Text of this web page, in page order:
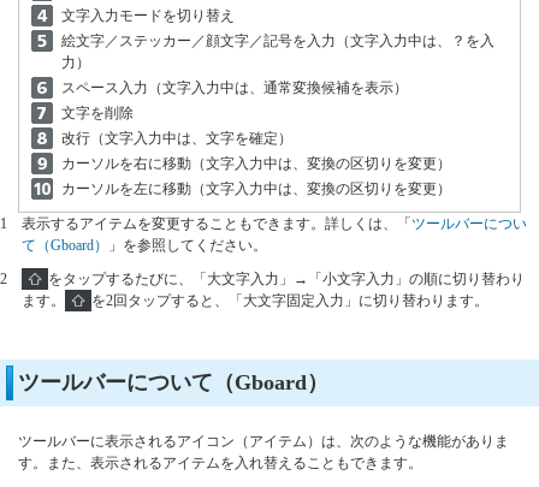
文字入力モードを切り替え
絵文字／ステッカー／顔文字／記号を入力（文字入力中は、？を入
力）
スペース入力（文字入力中は、通常変換候補を表示）
文字を削除
改行（文字入力中は、文字を確定）
カーソルを右に移動（文字入力中は、変換の区切りを変更）
カーソルを左に移動（文字入力中は、変換の区切りを変更）
1 表示するアイテムを変更することもできます。詳しくは、「ツールバーについ
て（Gboard）
」を参照してください。
2
をタップするたびに、「大文字入力」→「小文字入力」の順に切り替わり
ます。
を2回タップすると、「大文字固定入力」に切り替わります。
ツールバーについて（Gboard）
ツールバーに表示されるアイコン（アイテム）は、次のような機能がありま
す。また、表示されるアイテムを入れ替えることもできます。